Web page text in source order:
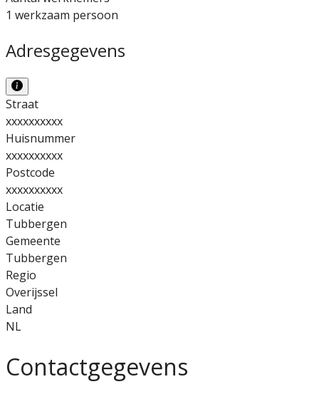
1 werkzaam persoon
Adresgegevens
Straat
xxxxxxxxxx
Huisnummer
xxxxxxxxxx
Postcode
xxxxxxxxxx
Locatie
Tubbergen
Gemeente
Tubbergen
Regio
Overijssel
Land
NL
Contactgegevens